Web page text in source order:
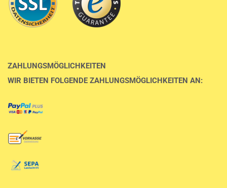
ZAHLUNGSMÖGLICHKEITEN
WIR BIETEN FOLGENDE ZAHLUNGSMÖGLICHKEITEN AN: